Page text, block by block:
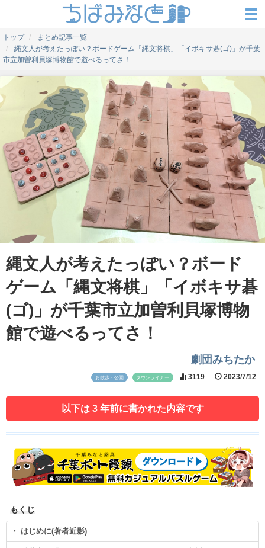
トップ
まとめ記事一覧
縄文人が考えたっぽい？ボードゲーム「縄文将棋」「イボキサ碁(ゴ)」が千葉
市立加曽利貝塚博物館で遊べるってさ！
縄文人が考えたっぽい？ボード
ゲーム「縄文将棋」「イボキサ碁
(ゴ)」が千葉市立加曽利貝塚博物
館で遊べるってさ！
劇団みちたか
お散歩・公園 タウンライナー 3119 2023/7/12
以下は 3 年前に書かれた内容です
もくじ
・ はじめに(著者近影)